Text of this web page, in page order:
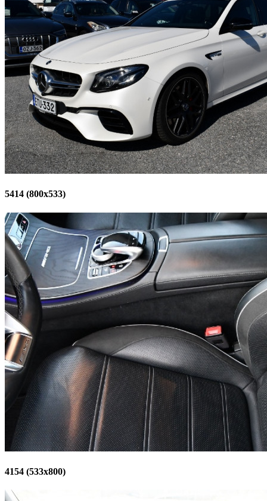
5414 (800x533)
4154 (533x800)